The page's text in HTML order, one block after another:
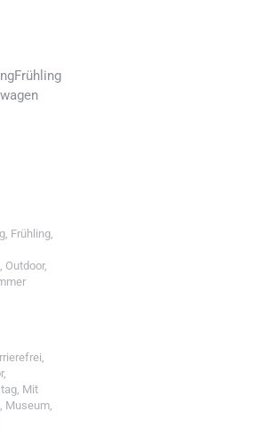
Frühling
, Frühling,
, Outdoor,
,
,
, Mit
, Museum,